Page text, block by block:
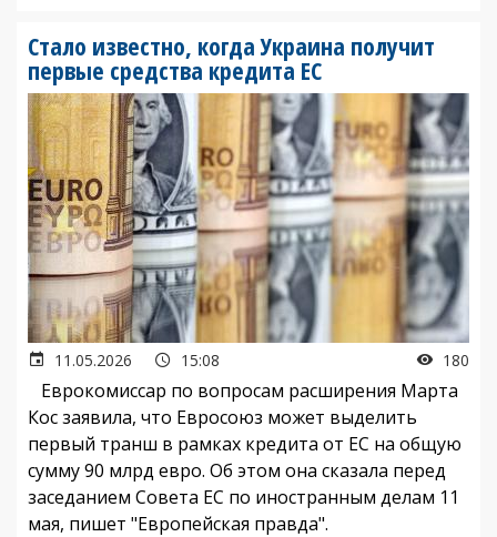
Стало известно, когда Украина получит
первые средства кредита ЕС
11.05.2026 15:08 180
Еврокомиссар по вопросам расширения Марта
Кос заявила, что Евросоюз может выделить
первый транш в рамках кредита от ЕС на общую
сумму 90 млрд евро. Об этом она сказала перед
заседанием Совета ЕС по иностранным делам 11
мая, пишет "Европейская правда".